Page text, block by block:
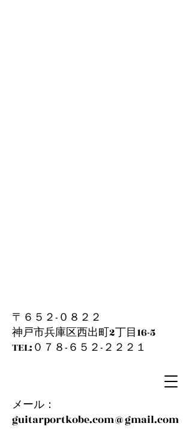
〒６５２-０８２２
神戸市兵庫区西出町2丁目16-5
​TEL:０７８-６５２-２２２１
メール：
guitarportkobe.com@gmail.com